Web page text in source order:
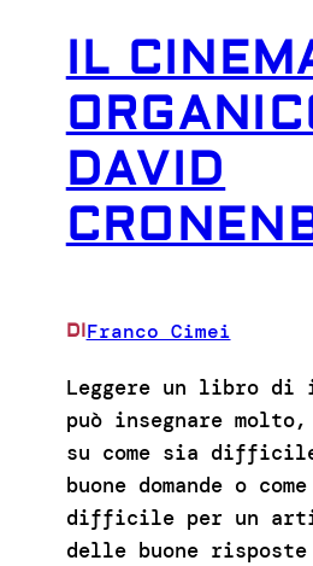
IL
DAVID
DIFranco Cimei
Leggere un libro di
può insegnare molto,
su come sia
buone domande o
difficile per un
delle buone